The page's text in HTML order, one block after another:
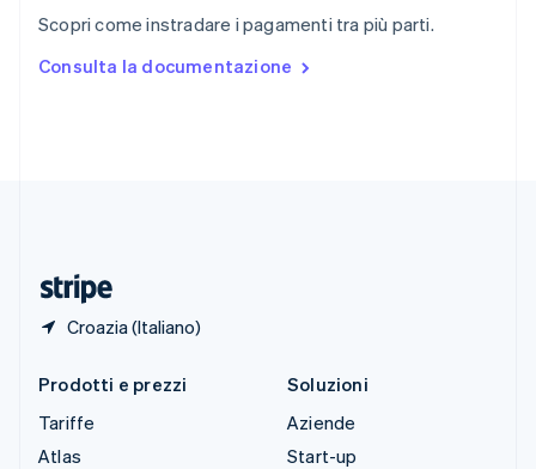
Scopri come instradare i pagamenti tra più parti.
Consulta la documentazione
Croazia (Italiano)
EspañolEnglish
English Español简体中文
Prodotti e prezzi
Tariffe
Atlas
Soluzioni
Aziende
Start-up